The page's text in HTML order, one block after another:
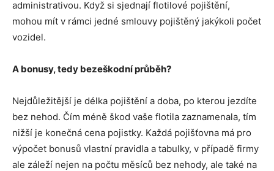
administrativou. Když si sjednají flotilové pojištění,
mohou mít v rámci jedné smlouvy pojištěný jakýkoli počet
vozidel.
A bonusy, tedy bezeškodní průběh?
Nejdůležitější je délka pojištění a doba, po kterou jezdíte
bez nehod. Čím méně škod vaše flotila zaznamenala, tím
nižší je konečná cena pojistky. Každá pojišťovna má pro
výpočet bonusů vlastní pravidla a tabulky, v případě firmy
ale záleží nejen na počtu měsíců bez nehody, ale také na